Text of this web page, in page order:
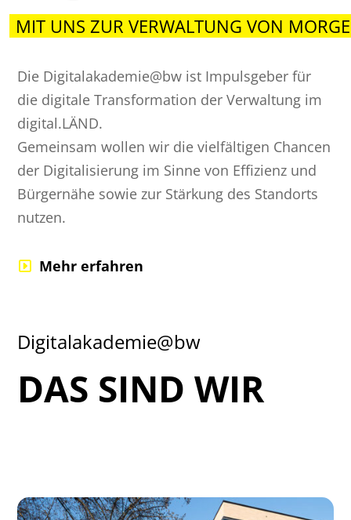
MIT UNS ZUR VERWALTUNG VON
Die Digitalakademie@bw ist Impulsgeber für
die digitale Transformation der Verwaltung im
digital.LÄND.
Gemeinsam wollen wir die vielfältigen Chancen
der Digitalisierung im Sinne von Effizienz und
Bürgernähe sowie zur Stärkung des Standorts
nutzen.
Mehr erfahren
Digitalakademie@bw
DAS SIND WIR